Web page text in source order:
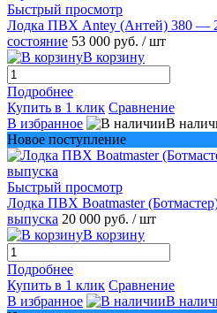
Быстрый просмотр
Лодка ПВХ Antey (Антей) 380 —
состояние 53 000 руб. / шт
В корзину
Подробнее
Купить в 1 клик Сравнение
В избранное
В
Новое поступление
Быстрый просмотр
Лодка ПВХ Boatmaster
выпуска 20 000 руб. / шт
В корзину
Подробнее
Купить в 1 клик Сравнение
В избранное
В